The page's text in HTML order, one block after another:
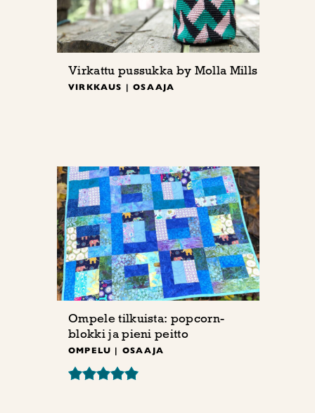
Virkattu pussukka by Molla Mills
VIRKKAUS | OSAAJA
Ompele tilkuista: popcorn-
blokki ja pieni peitto
OMPELU | OSAAJA